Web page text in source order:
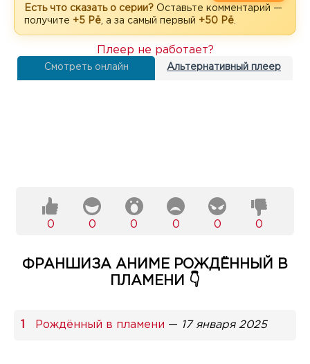
Есть что сказать о серии? Оставьте комментарий —
получите +5 Рё , а за самый первый +50 Рё
Смотреть онлайн Альтернативный плеер
Плеер не работает?
0 0 0 0 0 0
ФРАНШИЗА АНИМЕ РОЖДЁННЫЙ В
ПЛАМЕНИ 👇
Рождённый в пламени — 17 января 2025